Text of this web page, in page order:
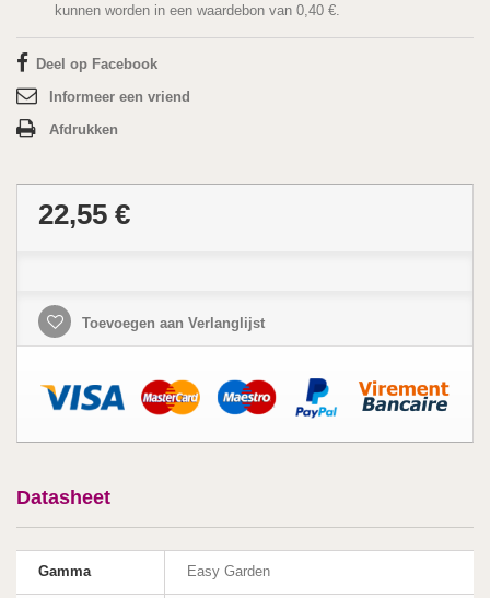
kunnen worden in een waardebon van 0,40 €
Deel op Facebook
Informeer een vriend
Afdrukken
22,55 €
Toevoegen aan Verlanglijst
Datasheet
Gamma Easy Garden